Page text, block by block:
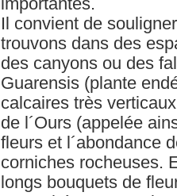
importantes.
Il convient de
trouvons dans des
des canyons ou des
Guarensis (plante
calcaires très
de l´Ours (appelée
fleurs et l´abondance
corniches rocheuses.
longs bouquets de